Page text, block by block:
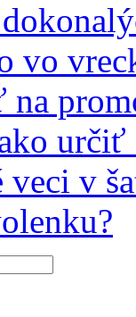
vo
na
určiť
veci v